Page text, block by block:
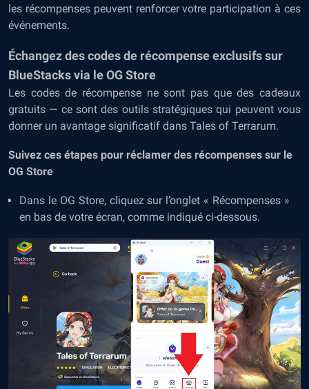
les récompenses peuvent renforcer votre participation à ces
événements.
Échangez des codes de récompense exclusifs sur
BlueStacks via le OG Store
Les codes de récompense ne sont pas que des cadeaux
gratuits — ce sont des outils stratégiques qui peuvent vous
donner un avantage significatif dans Tales of Terrarum.
Suivez ces étapes pour réclamer des récompenses sur le
OG Store
Dans le OG Store, cliquez sur l’onglet « Récompenses »
en bas de votre écran, comme indiqué ci-dessous.